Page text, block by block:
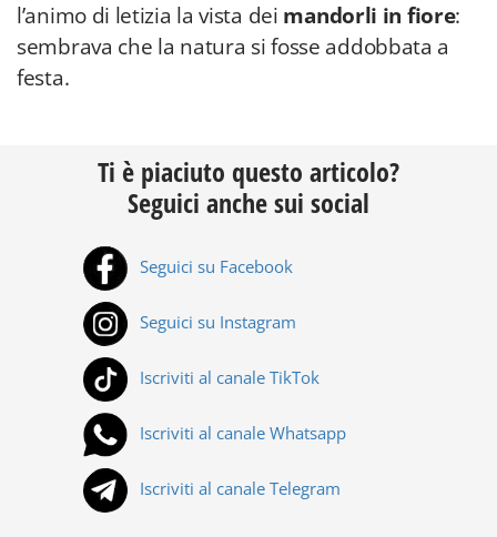
l’animo di letizia la vista dei mandorli in fiore:
sembrava che la natura si fosse addobbata a
festa.
Ti è piaciuto questo articolo?
Seguici anche sui social
Seguici su Facebook
Seguici su Instagram
Iscriviti al canale TikTok
Iscriviti al canale Whatsapp
Iscriviti al canale Telegram